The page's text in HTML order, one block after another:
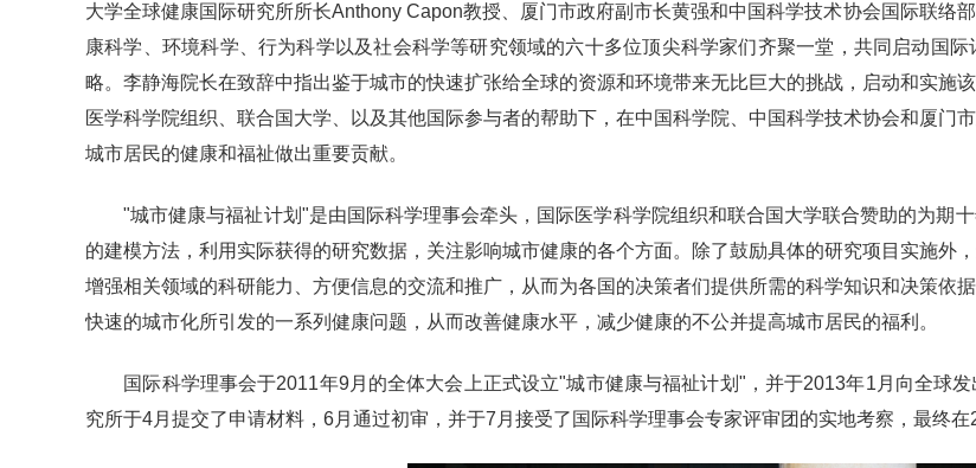
大学全球健康国际研究所所长Anthony Capon教授、厦门市政府副市长黄强和中国科学技术协会国际联络
康科学、环境科学、行为科学以及社会科学等研究领域的六十多位顶尖科学家们齐聚一堂，共同启动国
略。李静海院长在致辞中指出鉴于城市的快速扩张给全球的资源和环境带来无比巨大的挑战，启动和实施
医学科学院组织、联合国大学、以及其他国际参与者的帮助下，在中国科学院、中国科学技术协会和厦门
城市居民的健康和福祉做出重要贡献。
"城市健康与福祉计划"是由国际科学理事会牵头，国际医学科学院组织和联合国大学联合赞助的为期
的建模方法，利用实际获得的研究数据，关注影响城市健康的各个方面。除了鼓励具体的研究项目实施外
增强相关领域的科研能力、方便信息的交流和推广，从而为各国的决策者们提供所需的科学知识和决策依
快速的城市化所引发的一系列健康问题，从而改善健康水平，减少健康的不公并提高城市居民的福利。
国际科学理事会于2011年9月的全体大会上正式设立"城市健康与福祉计划 " ，并于2013年1 月向全球
究所于4月提交了申请材料， 6月通过初审，并于7 月接受了国际科学理事会专家评审团的实地考察，最终在